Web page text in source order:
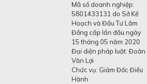
Mã số doanh nghiệp:
5801433131 do Sở Kế
Hoạch và Đầu Tư Lâm
Đồng cấp lần đầu ngày
15 tháng 05 năm 2020
Đại diện pháp luật: Đoàn
Văn Lợi
Chức vụ: Giám Đốc Điều
Hành